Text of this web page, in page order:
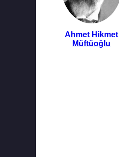
Ahmet Hikmet
Müftüoğlu